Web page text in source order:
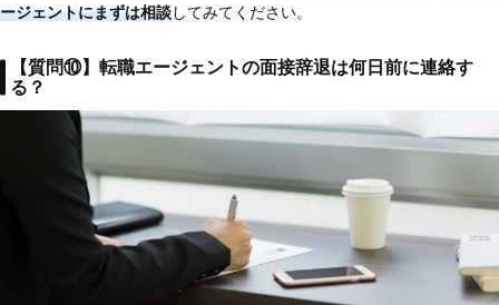
ージェントにまずは相談してみてください。
【質問⑩】転職エージェントの面接辞退は何日前に連絡す
る？